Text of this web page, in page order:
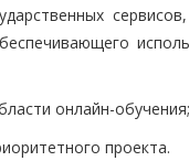
онлайн-обучения;
проекта.